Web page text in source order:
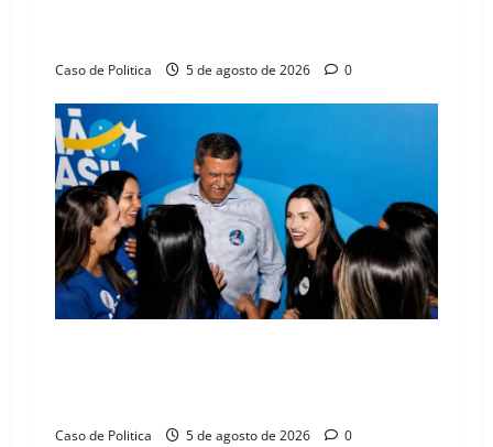
Caso de Politica 5 de agosto de 2026 0
Caso de Politica 5 de agosto de 2026 0